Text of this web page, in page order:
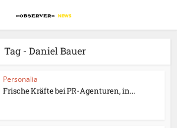
Tag - Daniel Bauer
Personalia
Frische Kräfte bei PR-Agenturen, in...